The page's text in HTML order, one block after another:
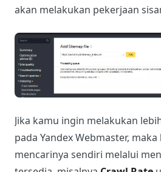
akan melakukan pekerjaan
Jika kamu ingin melakukan
pada Yandex Webmaster,
mencarinya sendiri melalui